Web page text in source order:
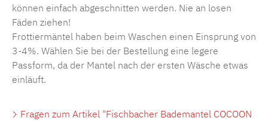
können einfach abgeschnitten werden. Nie an losen
Fäden ziehen!
Frottiermäntel haben beim Waschen einen Einsprung von
3-4%. Wählen Sie bei der Bestellung eine legere
Passform, da der Mantel nach der ersten Wäsche etwas
einläuft.
Fragen zum Artikel "Fischbacher Bademantel COCOON